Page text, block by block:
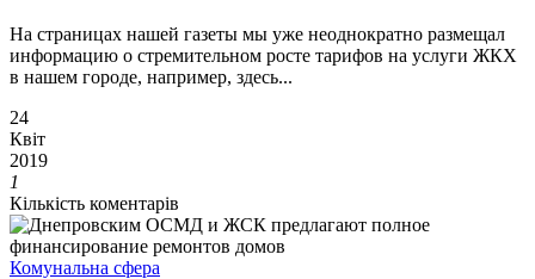
На страницах нашей газеты мы уже неоднократно размещал
информацию о стремительном росте тарифов на услуги ЖКХ
в нашем городе, например, здесь...
24
Квіт
2019
1
Кількість коментарів
Комунальна сфера